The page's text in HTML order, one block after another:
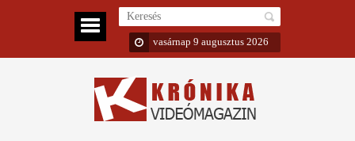
vasárnap 9 augusztus 2026